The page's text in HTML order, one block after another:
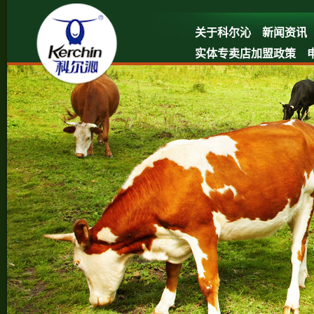
关于科尔沁
新闻资讯
实体专卖店加盟政策